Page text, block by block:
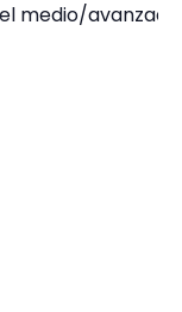
medio/avanzado.